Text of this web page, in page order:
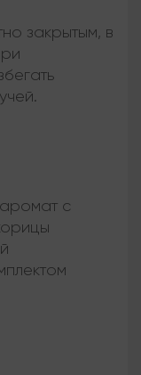
закрытым, в
с